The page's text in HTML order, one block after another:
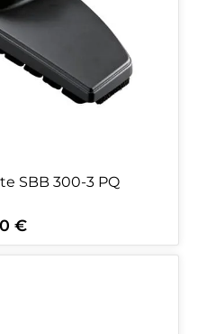
SBB 300-3 PQ
Preis:
€